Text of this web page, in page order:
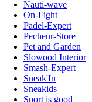
Nauti-wave
On-Fight
Padel-Expert
Pecheur-Store
Pet and Garden
Slowood Interior
Smash-Expert
Sneak'In
Sneakids
Sport is good